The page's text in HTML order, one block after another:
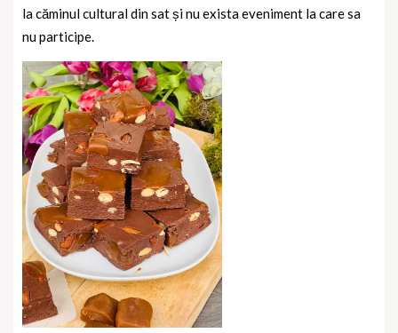
la căminul cultural din sat și nu exista eveniment la care sa
nu participe.